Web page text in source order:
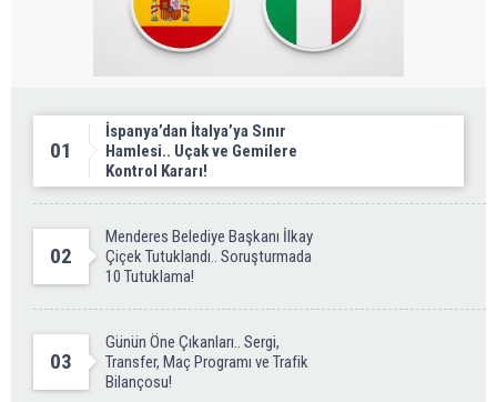
01
İspanya’dan İtalya’ya Sınır
Hamlesi.. Uçak ve Gemilere
Kontrol Kararı!
02
Menderes Belediye Başkanı İlkay
Çiçek Tutuklandı.. Soruşturmada
10 Tutuklama!
03
Günün Öne Çıkanları.. Sergi,
Transfer, Maç Programı ve Trafik
Bilançosu!